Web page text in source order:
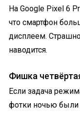
На Google Pixel 6
что смартфон
дисплеем.
наводится.
Фишка
Если задача
фотки ночью были